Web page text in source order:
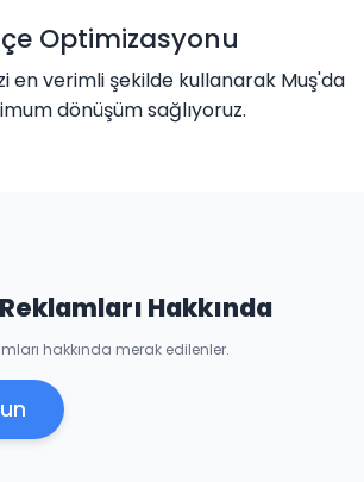
Optimizasyonu
en verimli şekilde kullanarak Muş'da
dönüşüm sağlıyoruz.
Hakkında
hakkında merak edilenler.